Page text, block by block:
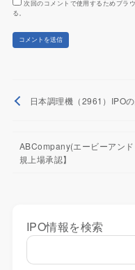
次回のコメントで使用するためブラ
る。
日本調理機（2961）IPO
ABCompany(エービーアン
規上場承認】
IPO情報を検索